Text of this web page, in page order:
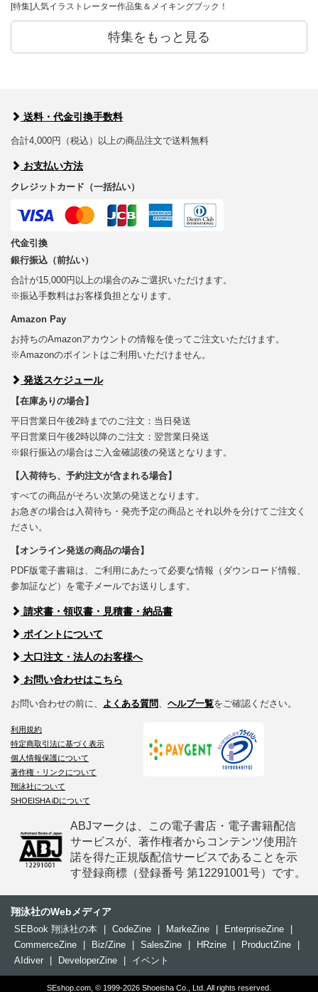
[特集]人気イラストレーター作品集＆メイキングブック！
特集をもっと見る
送料・代金引換手数料
合計4,000円（税込）以上の商品注文で送料無料
お支払い方法
クレジットカード（一括払い）
代金引換
銀行振込（前払い）
合計が15,000円以上の場合のみご選択いただけます。
※振込手数料はお客様負担となります。
Amazon Pay
お持ちのAmazonアカウントの情報を使ってご注文いただけます。
※Amazonのポイントはご利用いただけません。
発送スケジュール
【在庫ありの場合】
平日営業日午後2時までのご注文：当日発送
平日営業日午後2時以降のご注文：翌営業日発送
※銀行振込の場合はご入金確認後の発送となります。
【入荷待ち、予約注文が含まれる場合】
すべての商品がそろい次第の発送となります。
お急ぎの場合は入荷待ち・発売予定の商品とそれ以外を分けてご注文く
ださい。
【オンライン発送の商品の場合】
PDF版電子書籍は、ご利用にあたって必要な情報（ダウンロード情報、
参加証など）を電子メールでお送りします。
請求書・領収書・見積書・納品書
ポイントについて
大口注文・法人のお客様へ
お問い合わせはこちら
お問い合わせの前に、 よくある質問 ヘルプ一覧をご確認ください。
利用規約
特定商取引法に基づく表示
個人情報保護について
著作権・リンクについて
翔泳社について
SHOEISHA iDについて
ABJマークは、この電子書店・電子書籍配信
サービスが、著作権者からコンテンツ使用許
諾を得た正規版配信サービスであることを示
す登録商標（登録番号 第12291001号）です。
翔泳社のWebメディア
SEBook 翔泳社の本 | CodeZine | MarkeZine | EnterpriseZine
|
CommerceZine
| Biz/Zine | SalesZine | HRzine | ProductZine
|
AIdiver
| DeveloperZine | イベント
SEshop.com, © 1999-2026 Shoeisha Co., Ltd. All rights reserved.